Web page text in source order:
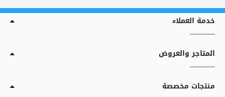
خدمة العملاء
المتاجر والعروض
منتجات مخصصة